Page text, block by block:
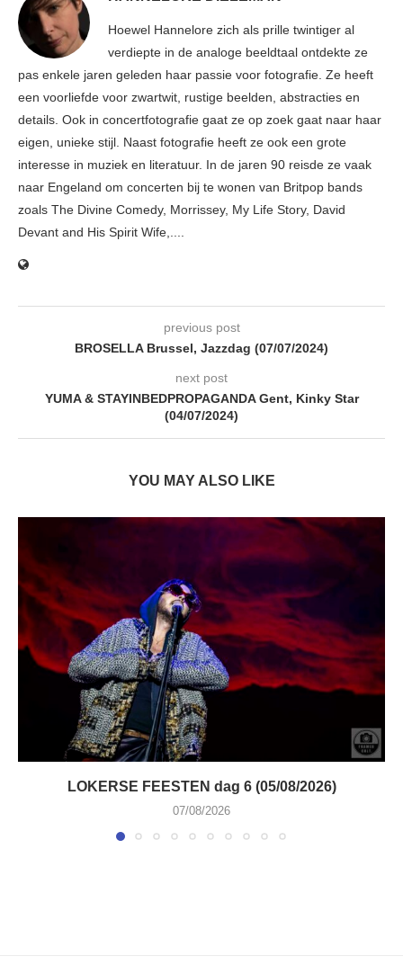
Hoewel Hannelore zich als prille twintiger al
verdiepte in de analoge beeldtaal ontdekte ze
pas enkele jaren geleden haar passie voor fotografie. Ze heeft
een voorliefde voor zwartwit, rustige beelden, abstracties en
details. Ook in concertfotografie gaat ze op zoek gaat naar haar
eigen, unieke stijl. Naast fotografie heeft ze ook een grote
interesse in muziek en literatuur. In de jaren 90 reisde ze vaak
naar Engeland om concerten bij te wonen van Britpop bands
zoals The Divine Comedy, Morrissey, My Life Story, David
Devant and His Spirit Wife,....
previous post
BROSELLA Brussel, Jazzdag (07/07/2024)
next post
YUMA & STAYINBEDPROPAGANDA Gent, Kinky Star
(04/07/2024)
YOU MAY ALSO LIKE
LOKERSE FEESTEN dag 6 (05/08/2026)
07/08/2026